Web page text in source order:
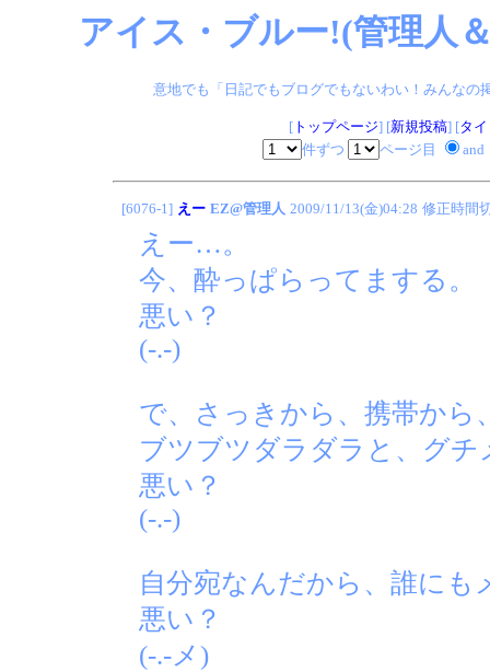
アイス・ブルー!(管理人
意地でも「日記でもブログでもないわい！みんなの
[トップページ] [新規投稿] [タ
件ずつ
ページ目 and
[6076-1] えー EZ@管理人 2009/11/13(金)04:28 修正時間
えー…。
今、酔っぱらってまする。
悪い？
(-.-)
で、さっきから、携帯から
ブツブツダラダラと、グ
悪い？
(-.-)
自分宛なんだから、誰に
悪い？
(-.-メ)